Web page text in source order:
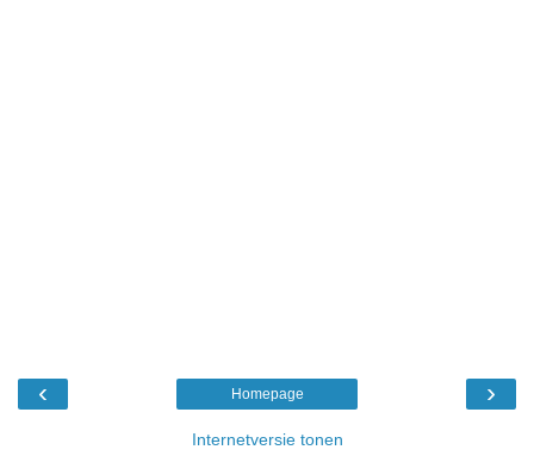
‹ ›
Homepage
Internetversie tonen